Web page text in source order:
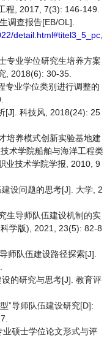
程, 2017, 7(3): 146-149.
调查报告[EB/OL].
detail.html#titel3_5_pc
专业学位研究生培养方案
, 2018(6): 30-35.
专业学位类别进行调整的
[J]. 科技风, 2018(24): 25
培养模式创新实验基地建
术学院船舶与海洋工程类
业技术学院学报, 2010, 9
设问题的思考[J]. 大学, 2
生导师队伍建设机制的实
学版), 2021, 23(5): 82-8
师队伍建设路径探索[J].
的研究与思考[J]. 教育评
”导师队伍建设研究[D]:
硕士学位论文形式与评